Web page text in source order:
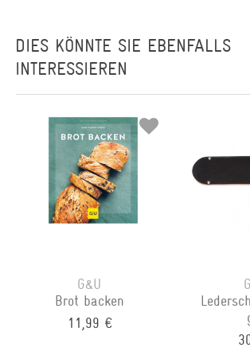
DIES KÖNNTE SIE EBENFALLS
INTERESSIEREN
G&U
Brot backen
11,99 €